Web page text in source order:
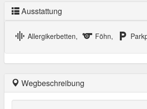
Ausstattung
graphic_eq Allergikerbetten, sports Föhn, local_parking
Wegbeschreibung